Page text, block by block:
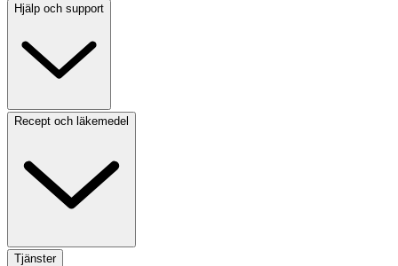
Hjälp och support
Recept och läkemedel
Tjänster